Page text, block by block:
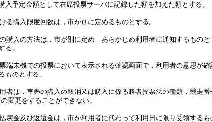
入予定金額として在席投票サーバに記録した額を加えた額とする。
る購入限度回数は，市が別に定めるものとする。
購入の方法は，市が別に定め，あらかじめ利用者に通知するものと
る。
端末機での投票において表示される確認画面で，利用者の意思が
ものとする。
者は，車券の購入の取消又は購入に係る勝者投票法の種類，競走
変更をすることができない。
戻金及び返還金は，市が利用者に代わって利用日に限り受領するも